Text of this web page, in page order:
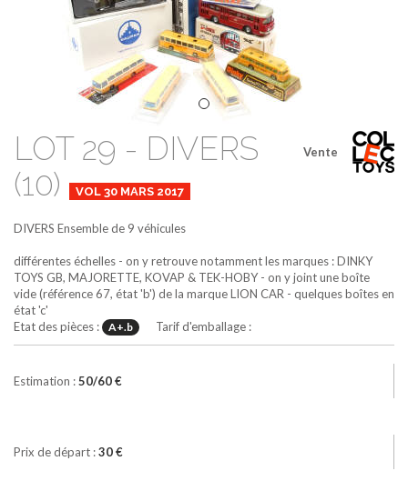
Vente
LOT 29 - DIVERS
(10)
VOL 30 MARS 2017
DIVERS Ensemble de 9 véhicules
différentes échelles - on y retrouve notamment les marques : DINKY
TOYS GB, MAJORETTE, KOVAP & TEK-HOBY - on y joint une boîte
vide (référence 67, état 'b') de la marque LION CAR - quelques boîtes en
état 'c'
Etat des pièces :
A+.b Tarif d'emballage :
Estimation :50/60 €
Prix de départ :30 €